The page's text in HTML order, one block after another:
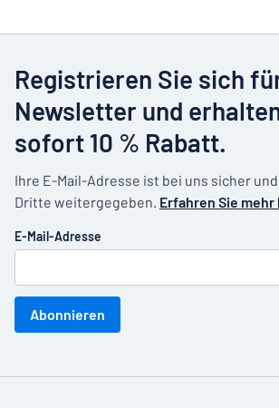
Registrieren Sie sich
Newsletter und
sofort 10 % Rabatt.
Ihre E-Mail-Adresse ist bei uns sicher
Dritte weitergegeben. Erfahren Sie mehr
E-Mail-Adresse
Abonnieren